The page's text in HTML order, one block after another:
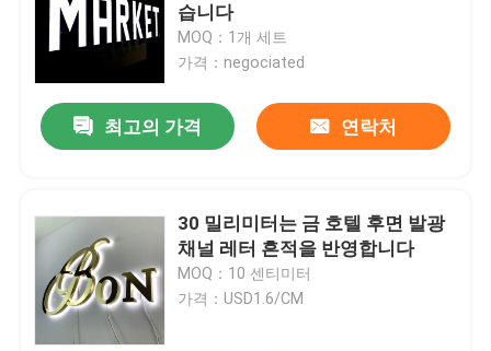
습니다
MOQ：1개 세트
가격：negociated
최고의 가격 연락처
30 밀리미터는 금 호텔 후면 발광
채널 레터 흔적을 반영합니다
MOQ：10 센티미터
가격：USD1.6/CM